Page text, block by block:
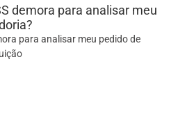
demora para analisar meu
para analisar meu pedido de